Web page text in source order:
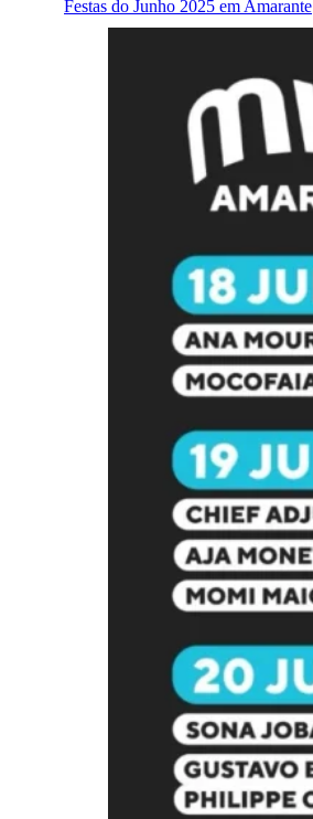
Festas do Junho 2025 em Amarante